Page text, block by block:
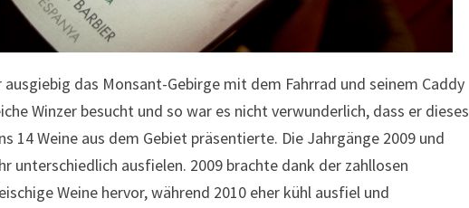
das Monsant-Gebirge mit dem Fahrrad und seinem Caddy
Winzer besucht und so war es nicht verwunderlich, dass er dieses
14 Weine aus dem Gebiet präsentierte. Die Jahrgänge 2009 und
unterschiedlich ausfielen. 2009 brachte dank der zahllosen
Weine hervor, während 2010 eher kühl ausfiel und